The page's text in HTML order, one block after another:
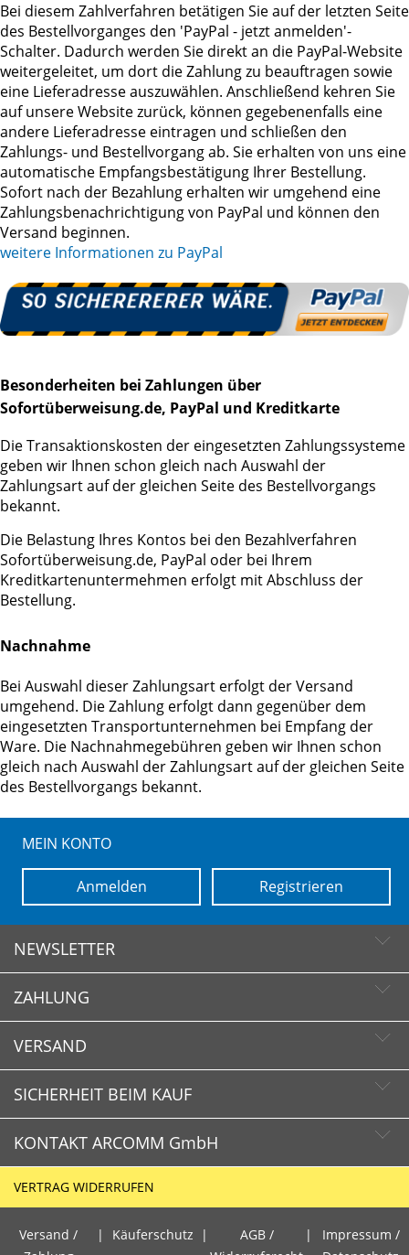
Bei diesem Zahlverfahren betätigen Sie auf der letzten Seite
des Bestellvorganges den 'PayPal - jetzt anmelden'-
Schalter. Dadurch werden Sie direkt an die PayPal-Website
weitergeleitet, um dort die Zahlung zu beauftragen sowie
eine Lieferadresse auszuwählen. Anschließend kehren Sie
auf unsere Website zurück, können gegebenenfalls eine
andere Lieferadresse eintragen und schließen den
Zahlungs- und Bestellvorgang ab. Sie erhalten von uns eine
automatische Empfangsbestätigung Ihrer Bestellung.
Sofort nach der Bezahlung erhalten wir umgehend eine
Zahlungsbenachrichtigung von PayPal und können den
Versand beginnen.
weitere Informationen zu PayPal
Besonderheiten bei Zahlungen über
Sofortüberweisung.de, PayPal und Kreditkarte
Die Transaktionskosten der eingesetzten Zahlungssysteme
geben wir Ihnen schon gleich nach Auswahl der
Zahlungsart auf der gleichen Seite des Bestellvorgangs
bekannt.
Die Belastung Ihres Kontos bei den Bezahlverfahren
Sofortüberweisung.de, PayPal oder bei Ihrem
Kreditkartenuntermehmen erfolgt mit Abschluss der
Bestellung.
Nachnahme
Bei Auswahl dieser Zahlungsart erfolgt der Versand
umgehend. Die Zahlung erfolgt dann gegenüber dem
eingesetzten Transportunternehmen bei Empfang der
Ware. Die Nachnahmegebühren geben wir Ihnen schon
gleich nach Auswahl der Zahlungsart auf der gleichen Seite
des Bestellvorgangs bekannt.
MEIN KONTO
Registrieren
Anmelden
NEWSLETTER
Newsletter abonnieren
Newsletter abbestellen
ZAHLUNG
VERSAND
SICHERHEIT BEIM KAUF
Schnelle Lieferzeiten
Käuferschutz
Sichere Zahlung mit SSL-Verschlüsselung
Datenschutz
KONTAKT ARCOMM GmbH
+49 (0)30 351 26 92 80
VERTRAG WIDERRUFEN
Versand /
| Käuferschutz |
AGB /
|
Impressum /